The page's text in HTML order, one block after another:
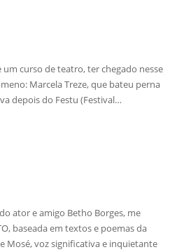
curso de teatro, ter chegado nesse
Marcela Treze, que bateu perna
depois do Festu (Festival…
ator e amigo Betho Borges, me
baseada em textos e poemas da
Mosé, voz significativa e inquietante